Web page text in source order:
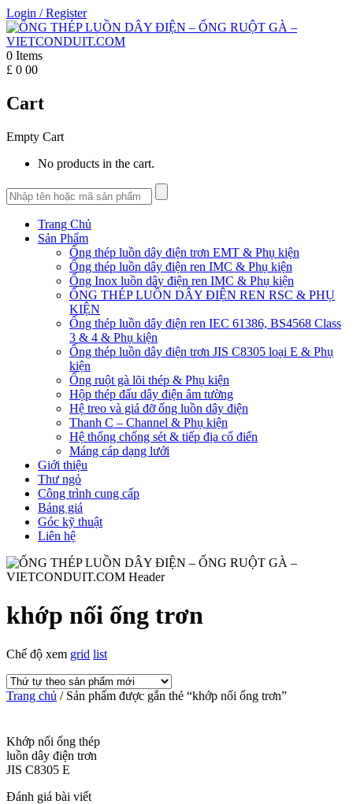
Login /Register
0 Items
£ 0 00
Cart
Empty Cart
No products in the cart.
Trang Chủ
Sản Phẩm
Ống thép luồn dây điện trơn EMT & Phụ kiện
Ống thép luồn dây điện ren IMC & Phụ kiện
Ống Inox luồn dây điện ren IMC & Phụ kiện
ỐNG THÉP LUỒN DÂY ĐIỆN REN RSC & PHỤ
KIỆN
Ống thép luồn dây điện ren IEC 61386, BS4568 Class
3 & 4 & Phụ kiện
Ống thép luồn dây điện trơn JIS C8305 loại E & Phụ
kiện
Ống ruột gà lõi thép & Phụ kiện
Hộp thép đấu dây điện âm tường
Hệ treo và giá đỡ ống luồn dây điện
Thanh C – Channel & Phụ kiện
Hệ thống chống sét & tiếp địa cổ điển
Máng cáp dạng lưới
Giới thiệu
Thư ngỏ
Công trình cung cấp
Bảng giá
Góc kỹ thuật
Liên hệ
khớp nối ống trơn
Chế độ xem grid list
Trang chủ / Sản phẩm được gắn thẻ “khớp nối ống trơn”
Khớp nối ống thép
luồn dây điện trơn
JIS C8305 E
Đánh giá bài viết